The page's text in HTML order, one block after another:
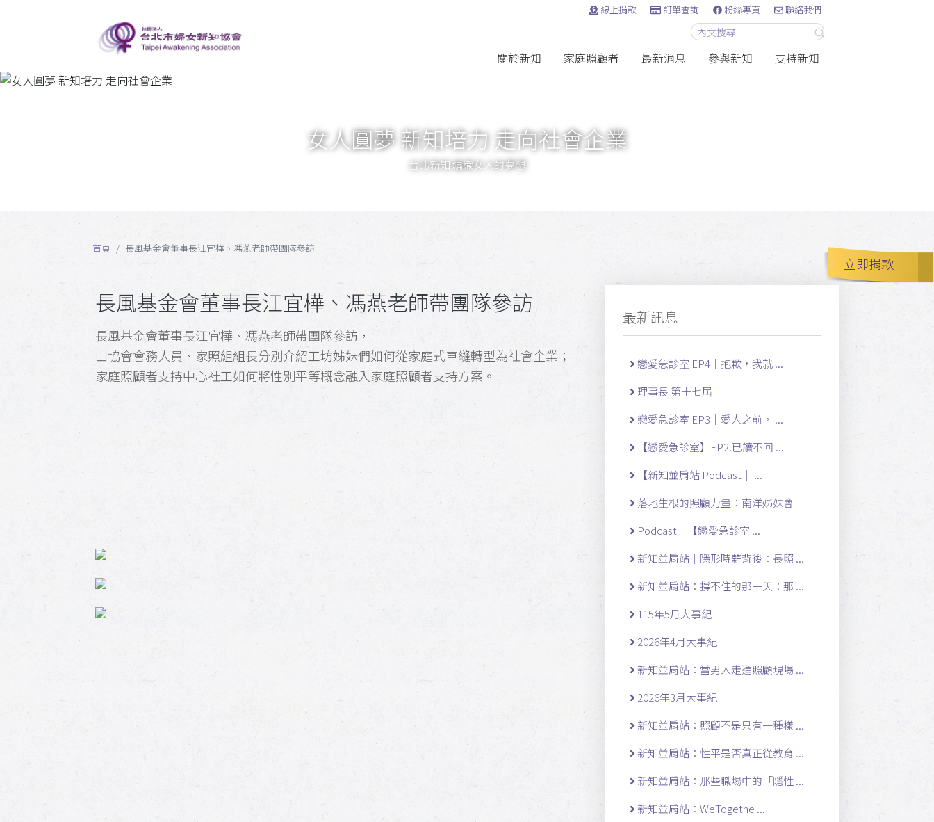
線上捐款 訂單查詢 粉絲專頁 聯絡我們
關於新知 家庭照顧者 最新消息 參與新知 支持新知
立即捐款
女人圓夢 新知培力 走向社會企業
台北新知 編織女人的夢想
首頁 長風基金會董事長江宜樺、馮燕老師帶團隊參訪
長風基金會董事長江宜樺、馮燕老師帶團隊參訪
長風基金會董事長江宜樺、馮燕老師帶團隊參訪，
由協會會務人員、家照組組長分別介紹工坊姊妹們如何從家庭式車縫轉型為社會企業；
家庭照顧者支持中心社工如何將性別平等概念融入家庭照顧者支持方案。
最新訊息
戀愛急診室 EP4｜抱歉，我就 ...
理事長 第十七屆
戀愛急診室 EP3｜愛人之前， ...
【戀愛急診室】EP2.已讀不回 ...
【新知並肩站 Podcast｜ ...
落地生根的照顧力量：南洋姊妹會
Podcast｜【戀愛急診室 ...
新知並肩站｜隱形時薪背後：長照 ...
新知並肩站：撐不住的那一天：那 ...
115年5月大事紀
2026年4月大事紀
新知並肩站：當男人走進照顧現場 ...
2026年3月大事紀
新知並肩站：照顧不是只有一種樣 ...
新知並肩站：性平是否真正從教育 ...
新知並肩站：那些職場中的「隱性 ...
新知並肩站：WeTogethe ...